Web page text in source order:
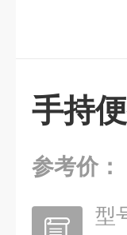
手持
参考价：
型